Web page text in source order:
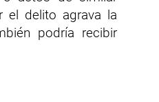
el delito agrava la
podría recibir